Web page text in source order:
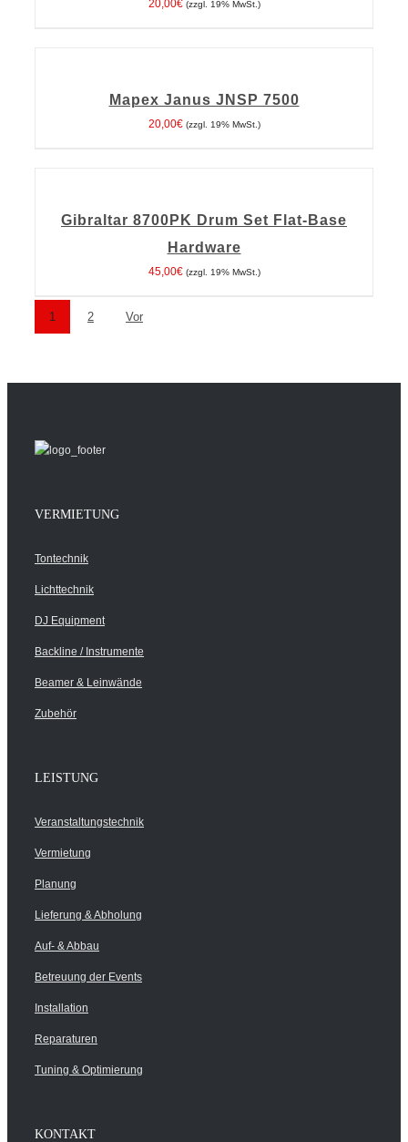
20,00€ (zzgl. 19% MwSt.)
Mapex Janus JNSP 7500
20,00€ (zzgl. 19% MwSt.)
Gibraltar 8700PK Drum Set Flat-Base
Hardware
45,00€ (zzgl. 19% MwSt.)
1 2 Vor
VERMIETUNG
Tontechnik
Lichttechnik
DJ Equipment
Backline / Instrumente
Beamer & Leinwände
Zubehör
LEISTUNG
Veranstaltungstechnik
Vermietung
Planung
Lieferung & Abholung
Auf- & Abbau
Betreuung der Events
Installation
Reparaturen
Tuning & Optimierung
KONTAKT